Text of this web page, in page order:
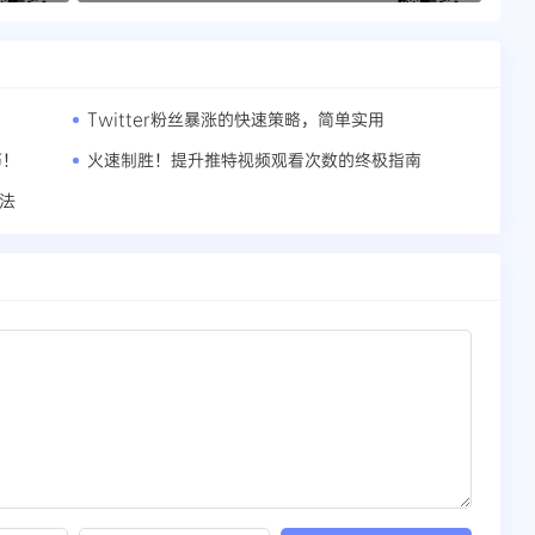
Twitter粉丝暴涨的快速策略，简单实用
火速制胜！提升推特视频观看次数的终极指南